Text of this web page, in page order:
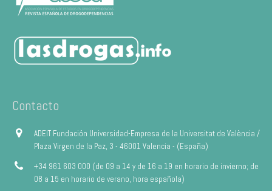
Contacto
ADEIT Fundación Universidad-Empresa de la Universitat de València /
Plaza Virgen de la Paz, 3 - 46001 Valencia - (España)
+34 961 603 000 (de 09 a 14 y de 16 a 19 en horario de invierno; de
08 a 15 en horario de verano, hora española)